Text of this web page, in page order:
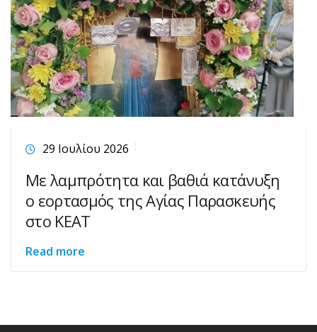
29 Ιουλίου 2026
Με λαμπρότητα και βαθιά κατάνυξη
ο εορτασμός της Αγίας Παρασκευής
στο ΚΕΑΤ
Read more